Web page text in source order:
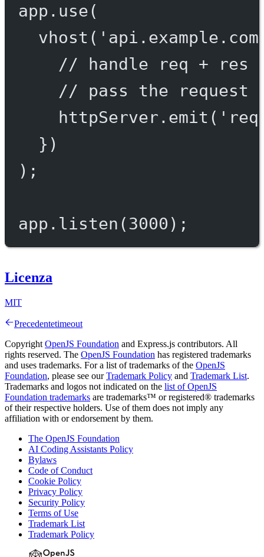
app. use(
vhost (
// handle req + res
// pass the request
httpServer. emit (
})
);
app. listen (3000 );
Licenza
MIT
Precedentetimeout
Copyright OpenJS Foundation and Express.js contributors. All
rights reserved. The OpenJS Foundation has registered trademarks
and uses trademarks. For a list of trademarks of the OpenJS
Foundation, please see ourTrademark Policy and Trademark List.
Trademarks and logos not indicated on the list of OpenJS
Foundation trademarks are trademarks™ or registered® trademarks
of their respective holders. Use of them does not imply any
affiliation with or endorsement by them.
The OpenJS Foundation
AI Coding Assistants Policy
Bylaws
Code of Conduct
Cookie Policy
Privacy Policy
Security Policy
Terms of Use
Trademark List
Trademark Policy